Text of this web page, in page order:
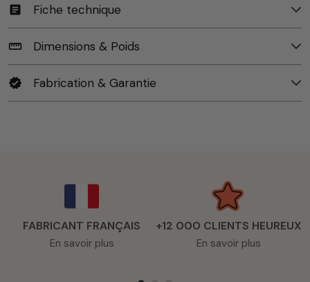
article Fiche technique
straighten Dimensions & Poids
verified Fabrication & Garantie
FABRICANT FRANÇAIS
En savoir plus
+12 000 CLIENTS HEUREUX
En savoir plus